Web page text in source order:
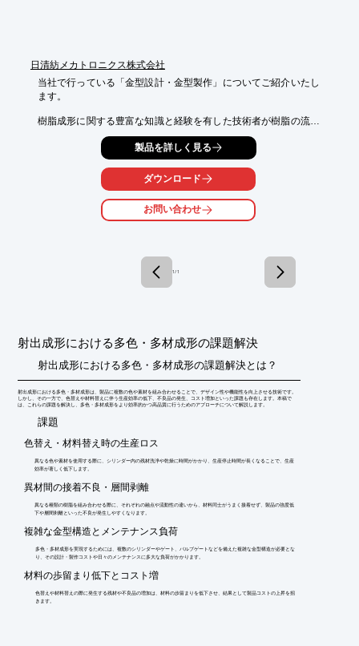
日清紡メカトロニクス株式会社
当社で行っている「金型設計・金型製作」についてご紹介いたし
ます。
樹脂成形に関する豊富な知識と経験を有した技術者が樹脂の流動
好適な金型設計をしています。
また、量産経験を通して培ってきたノウハウや生産技術を盛り込
完成度の高いファン金型製作を行っています。
※詳しくはPDFをダウンロードしていただくか、お気軽にお問い
製品を詳しく見る
ダウンロード
お問い合わせ
1 / 1
射出成形における多色・多材成形の課題解決
射出成形における多色・多材成形の課題解決とは？
射出成形における多色・多材成形は、製品に複数の色や素材を組み合わせることで、デザイン性や機能性を向上させる技術です。
しかし、その一方で、色替えや材料替えに伴う生産効率の低下、不良品の発生、コスト増加といった課題も存在します。本稿で
は、これらの課題を解決し、多色・多材成形をより効率的かつ高品質に行うためのアプローチについて解説します。
​課題
色替え・材料替え時の生産ロス
異なる色や素材を使用する際に、シリンダー内の残材洗浄や乾燥に時間がかかり、生産停止時間が長くなることで、生産
効率が著しく低下します。
異材間の接着不良・層間剥離
異なる種類の樹脂を組み合わせる際に、それぞれの融点や流動性の違いから、材料同士がうまく接着せず、製品の強度低
下や層間剥離といった不良が発生しやすくなります。
複雑な金型構造とメンテナンス負荷
多色・多材成形を実現するためには、複数のシリンダーやゲート、バルブゲートなどを備えた複雑な金型構造が必要とな
り、その設計・製作コストや日々のメンテナンスに多大な負荷がかかります。
材料の歩留まり低下とコスト増
色替えや材料替えの際に発生する残材や不良品の増加は、材料の歩留まりを低下させ、結果として製品コストの上昇を招
きます。